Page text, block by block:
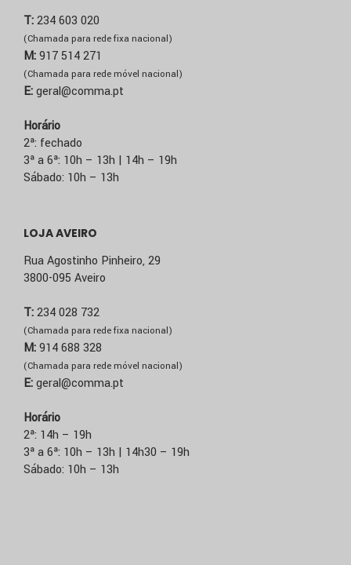
T:234 603 020
(Chamada para rede fixa nacional)
M:917 514 271
(Chamada para rede móvel nacional)
E:geral@comma.pt
Horário
2ª: fechado
3ª a 6ª: 10h – 13h | 14h – 19h
Sábado: 10h – 13h
LOJA AVEIRO
Rua Agostinho Pinheiro, 29
3800-095 Aveiro
T:234 028 732
(Chamada para rede fixa nacional)
M:914 688 328
(Chamada para rede móvel nacional)
E:geral@comma.pt
Horário
2ª: 14h – 19h
3ª a 6ª: 10h – 13h | 14h30 – 19h
Sábado: 10h – 13h